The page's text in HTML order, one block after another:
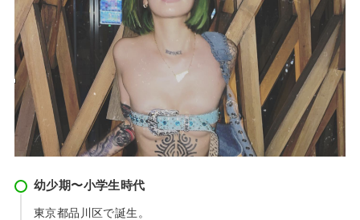
幼少期〜小学生時代
東京都品川区で誕生。